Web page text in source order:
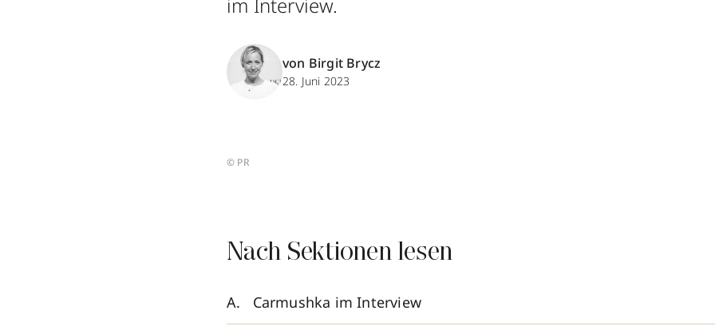
im Interview.
von Birgit Brycz
28. Juni 2023
© PR
Nach Sektionen lesen
Carmushka im Interview